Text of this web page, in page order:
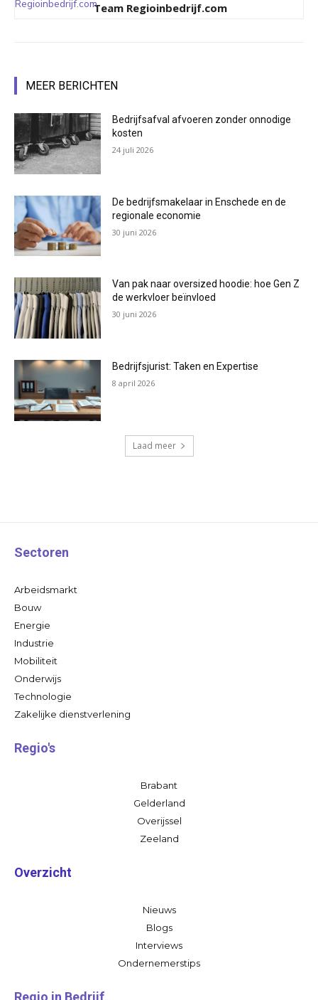
Team Regioinbedrijf.com
MEER BERICHTEN
Bedrijfsafval afvoeren zonder onnodige
kosten
24 juli 2026
De bedrijfsmakelaar in Enschede en de
regionale economie
30 juni 2026
Van pak naar oversized hoodie: hoe Gen Z
de werkvloer beïnvloed
30 juni 2026
Bedrijfsjurist: Taken en Expertise
8 april 2026
Laad meer
Sectoren
Arbeidsmarkt
Bouw
Energie
Industrie
Mobiliteit
Onderwijs
Technologie
Zakelijke dienstverlening
Regio's
Brabant
Gelderland
Overijssel
Zeeland
Overzicht
Nieuws
Blogs
Interviews
Ondernemerstips
Regio in Bedrijf